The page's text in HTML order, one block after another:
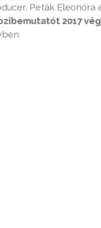
Peták Eleonóra
2017